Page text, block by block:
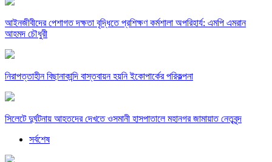
আইনজীবীদের পেশাগত দক্ষতা বৃদ্ধিতে প্রশিক্ষণ কর্মশালা অপরিহার্য: এমপি এমরান
আহমদ চৌধুরী
নিরাপত্তাহীন বিছানাকান্দি বাস্তবায়ন হয়নি ইকোপার্কের পরিকল্পনা
সিলেটে দুর্ঘটনায় আহতদের দেখতে ওসমানী হাসপাতালে মহানগর জামায়াত নেতৃবৃন্দ
সর্বশেষ